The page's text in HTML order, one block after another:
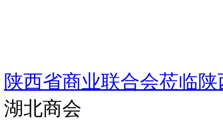
陕西省商业联合会莅临
湖北商会